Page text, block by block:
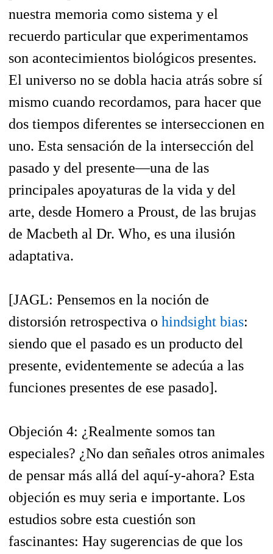
nuestra memoria como sistema y el
recuerdo particular que experimentamos
son acontecimientos biológicos presentes.
El universo no se dobla hacia atrás sobre sí
mismo cuando recordamos, para hacer que
dos tiempos diferentes se interseccionen en
uno. Esta sensación de la intersección del
pasado y del presente—una de las
principales apoyaturas de la vida y del
arte, desde Homero a Proust, de las brujas
de Macbeth al Dr. Who, es una ilusión
adaptativa.
[JAGL: Pensemos en la noción de
distorsión retrospectiva o hindsight bias:
siendo que el pasado es un producto del
presente, evidentemente se adecúa a las
funciones presentes de ese pasado].
Objeción 4: ¿Realmente somos tan
especiales? ¿No dan señales otros animales
de pensar más allá del aquí-y-ahora? Esta
objeción es muy seria e importante. Los
estudios sobre esta cuestión son
fascinantes: Hay sugerencias de que los